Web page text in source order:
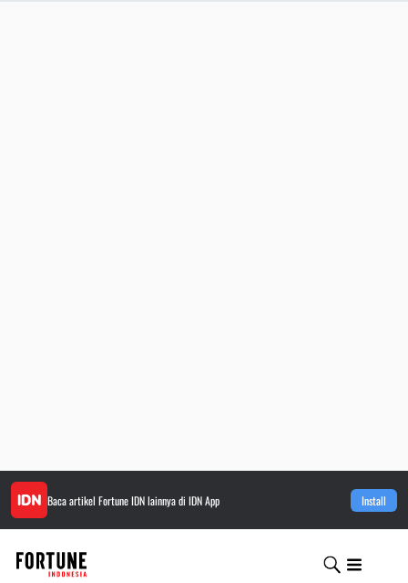
Baca artikel Fortune IDNlainnya di IDN App Install